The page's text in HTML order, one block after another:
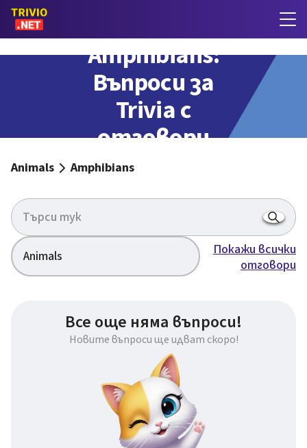
Amphibians:
Въпроси за
Trivia с
отговори
Animals Amphibians
Animals
Покажи всички
отговори
Все още няма въпроси!
Новите въпроси ще идват скоро!